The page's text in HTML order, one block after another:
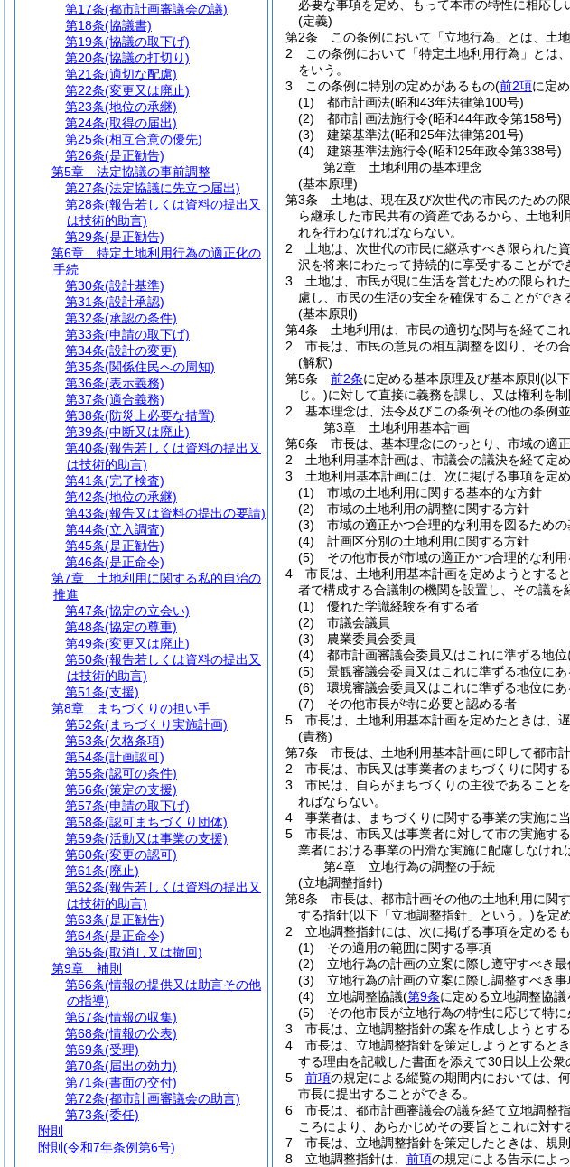
必要な事項を定め、もって本市の特性に相応し
(定義)
第2条
この条例において「立地行為」とは、土
2
この条例において「特定土地利用行為」とは
をいう。
3
この条例に特別の定めがあるもの(前2項に定
(1)
都市計画法(昭和43年法律第100号)
(2)
都市計画法施行令(昭和44年政令第158号)
(3)
建築基準法(昭和25年法律第201号)
(4)
建築基準法施行令(昭和25年政令第338号)
第2章
土地利用の基本理念
(基本原理)
第3条
土地は、現在及び次世代の市民のための
ら継承した市民共有の資産であるから、土地
れを行わなければならない。
2
土地は、次世代の市民に継承すべき限られた
沢を将来にわたって持続的に享受することがで
3
土地は、市民が現に生活を営むための限られ
慮し、市民の生活の安全を確保することができ
(基本原則)
第4条
土地利用は、市民の適切な関与を経てこ
2
市長は、市民の意見の相互調整を図り、その
(解釈)
第5条
前2条に定める基本原理及び基本原則 (以
じ。)に対して直接に義務を課し、又は権利を
2
基本理念は、法令及びこの条例その他の条例
第3章
土地利用基本計画
第6条
市長は、基本理念にのっとり、市域の適
2
土地利用基本計画は、市議会の議決を経て定
3
土地利用基本計画には、次に掲げる事項を定め
(1)
市域の土地利用に関する基本的な方針
(2)
市域の土地利用の調整に関する方針
(3)
市域の適正かつ合理的な利用を図るため
(4)
計画区分別の土地利用に関する方針
(5)
その他市長が市域の適正かつ合理的な利
4
市長は、土地利用基本計画を定めようとする
者で構成する合議制の機関を設置し、その議を
(1)
優れた学識経験を有する者
(2)
市議会議員
(3)
農業委員会委員
(4)
都市計画審議会委員又はこれに準ずる地
(5)
景観審議会委員又はこれに準ずる地位にあ
(6)
環境審議会委員又はこれに準ずる地位にあ
(7)
その他市長が特に必要と認める者
5
市長は、土地利用基本計画を定めたときは、
(責務)
第7条
市長は、土地利用基本計画に即して都市
2
市長は、市民又は事業者のまちづくりに関す
3
市民は、自らがまちづくりの主役であること
ればならない。
4
事業者は、まちづくりに関する事業の実施に
5
市長は、市民又は事業者に対して市の実施す
業者における事業の円滑な実施に配慮しなけれ
第4章
立地行為の調整の手続
(立地調整指針)
第8条
市長は、都市計画その他の土地利用に関
する指針(以下「立地調整指針」という。)を定
2
立地調整指針には、次に掲げる事項を定めるも
(1)
その適用の範囲に関する事項
(2)
立地行為の計画の立案に際し遵守すべき
(3)
立地行為の計画の立案に際し調整すべき事
(4)
立地調整協議(第9条に定める立地調整協議
(5)
その他市長が立地行為の特性に応じて特
3
市長は、立地調整指針の案を作成しようとす
4
市長は、立地調整指針を策定しようとすると
する理由を記載した書面を添えて30日以上公衆
5
前項の規定による縦覧の期間内においては、
市長に提出することができる。
6
市長は、都市計画審議会の議を経て立地調整
ころにより、あらかじめその要旨とこれに対
7
市長は、立地調整指針を策定したときは、規
8
立地調整指針は、 前項の規定による告示によ
第17条(都市計画審議会の議)
第18条(協議書)
第19条(協議の取下げ)
第20条(協議の打切り)
第21条(適切な配慮)
第22条(変更又は廃止)
第23条(地位の承継)
第24条(取得の届出)
第25条(相互合意の優先)
第26条(是正勧告)
第5章
法定協議の事前調整
第27条(法定協議に先立つ届出)
第28条(報告若しくは資料の提出又
は技術的助言)
第29条(是正勧告)
第6章
特定土地利用行為の適正化の
手続
第30条(設計基準)
第31条(設計承認)
第32条(承認の条件)
第33条(申請の取下げ)
第34条(設計の変更)
第35条(関係住民への周知)
第36条(表示義務)
第37条(適合義務)
第38条(防災上必要な措置)
第39条(中断又は廃止)
第40条(報告若しくは資料の提出又
は技術的助言)
第41条(完了検査)
第42条(地位の承継)
第43条(報告又は資料の提出の要請)
第44条(立入調査)
第45条(是正勧告)
第46条(是正命令)
第7章
土地利用に関する私的自治の
推進
第47条(協定の立会い)
第48条(協定の尊重)
第49条(変更又は廃止)
第50条(報告若しくは資料の提出又
は技術的助言)
第51条(支援)
第8章
まちづくりの担い手
第52条(まちづくり実施計画)
第53条(欠格条項)
第54条(計画認可)
第55条(認可の条件)
第56条(策定の支援)
第57条(申請の取下げ)
第58条(認可まちづくり団体)
第59条(活動又は事業の支援)
第60条(変更の認可)
第61条(廃止)
第62条(報告若しくは資料の提出又
は技術的助言)
第63条(是正勧告)
第64条(是正命令)
第65条(取消し又は撤回)
第9章
補則
第66条(情報の提供又は助言その他
の指導)
第67条(情報の収集)
第68条(情報の公表)
第69条(受理)
第70条(届出の効力)
第71条(書面の交付)
第72条(都市計画審議会の助言)
第73条(委任)
附則
附則 (令和7年条例第6号)